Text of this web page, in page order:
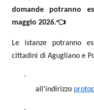
domande potranno
maggio 2026.👈
Le istanze potranno
cittadini di Agugliano e
·
all’indirizzo